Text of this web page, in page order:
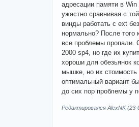
адресации памяти в
ужастно сравнивая с
винды работать с ext
нормально? После того
все проблемы пропали.
2000 sp4, но где их
хороши для обезьянок
мышке, но их
оптимальный вариант
до сих пор проблемы у
Редактировался AlexNK (23-